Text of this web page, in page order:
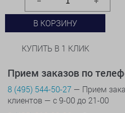
В КОРЗИНУ
КУПИТЬ В 1 КЛИК
Прием заказов по
8 (495) 544-50-27 — Прием
клиентов — с 9-00 до 21-00